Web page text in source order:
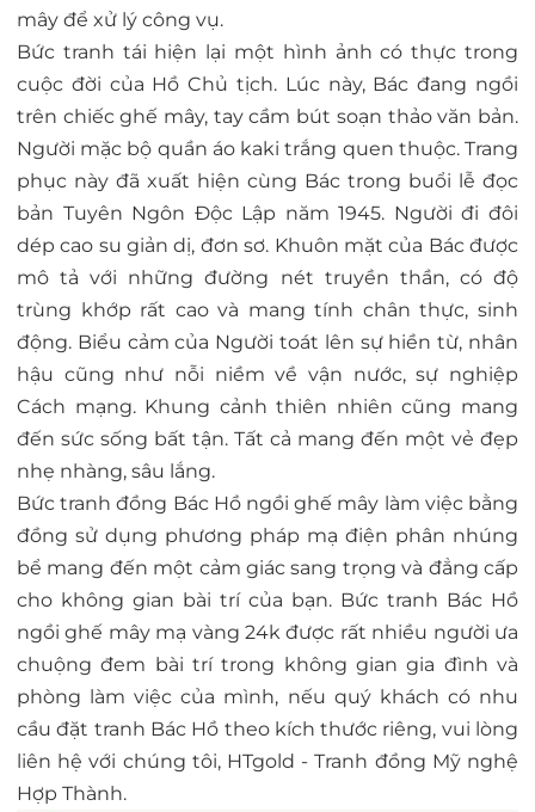
mây để xử lý công vụ.
Bức tranh tái hiện lại một hình ảnh có thực trong
cuộc đời của Hồ Chủ tịch. Lúc này, Bác đang ngồi
trên chiếc ghế mây, tay cầm bút soạn thảo văn bản.
Người mặc bộ quần áo kaki trắng quen thuộc. Trang
phục này đã xuất hiện cùng Bác trong buổi lễ đọc
bản Tuyên Ngôn Độc Lập năm 1945. Người đi đôi
dép cao su giản dị, đơn sơ. Khuôn mặt của Bác được
mô tả với những đường nét truyền thần, có độ
trùng khớp rất cao và mang tính chân thực, sinh
động. Biểu cảm của Người toát lên sự hiền từ, nhân
hậu cũng như nỗi niềm về vận nước, sự nghiệp
Cách mạng. Khung cảnh thiên nhiên cũng mang
đến sức sống bất tận. Tất cả mang đến một vẻ đẹp
nhẹ nhàng, sâu lắng.
Bức tranh đồng Bác Hồ ngồi ghế mây làm việc bằng
đồng sử dụng phương pháp mạ điện phân nhúng
bể mang đến một cảm giác sang trọng và đẳng cấp
cho không gian bài trí của bạn. Bức tranh Bác Hồ
ngồi ghế mây mạ vàng 24k được rất nhiều người ưa
chuộng đem bài trí trong không gian gia đình và
phòng làm việc của mình, nếu quý khách có nhu
cầu đặt tranh Bác Hồ theo kích thước riêng, vui lòng
liên hệ với chúng tôi, HTgold - Tranh đồng Mỹ nghệ
Hợp Thành.